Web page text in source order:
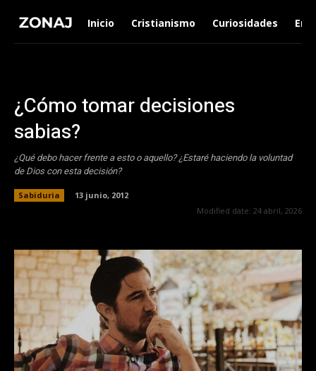
Inicio Cristianismo Curiosidades
¿Cómo tomar decisiones
sabias?
¿Qué debo hacer frente a esto o aquello? ¿Estaré haciendo la voluntad
de Dios con esta decisión?
Sabiduria
13 junio, 2012
Modified date: 24 abril, 2026